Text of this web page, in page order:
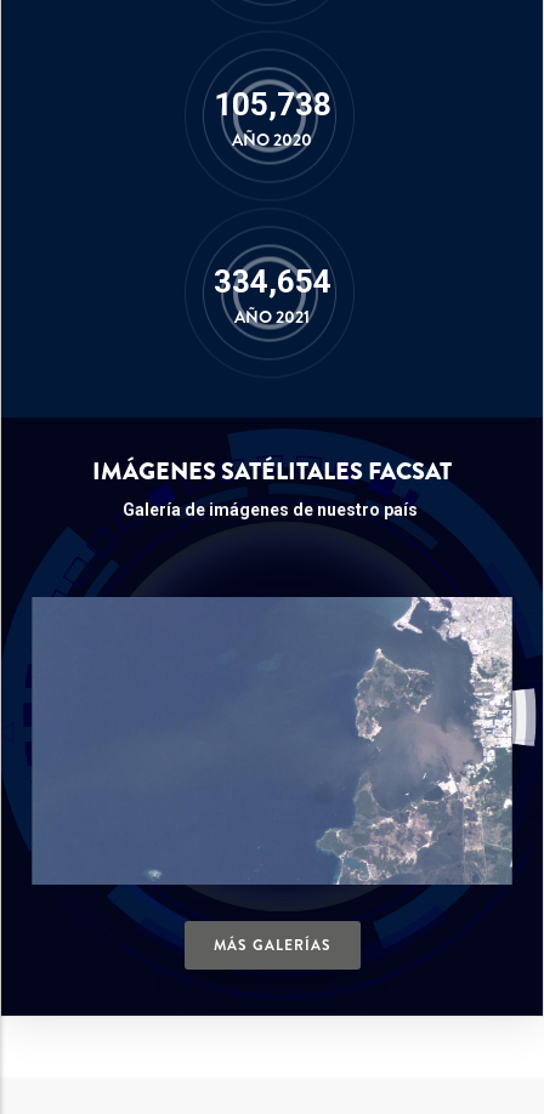
141,689
AÑO 2020
448,436
AÑO 2021
IMÁGENES SATÉLITALES FACSAT
Galería de imágenes de nuestro país
MÁS GALERÍAS